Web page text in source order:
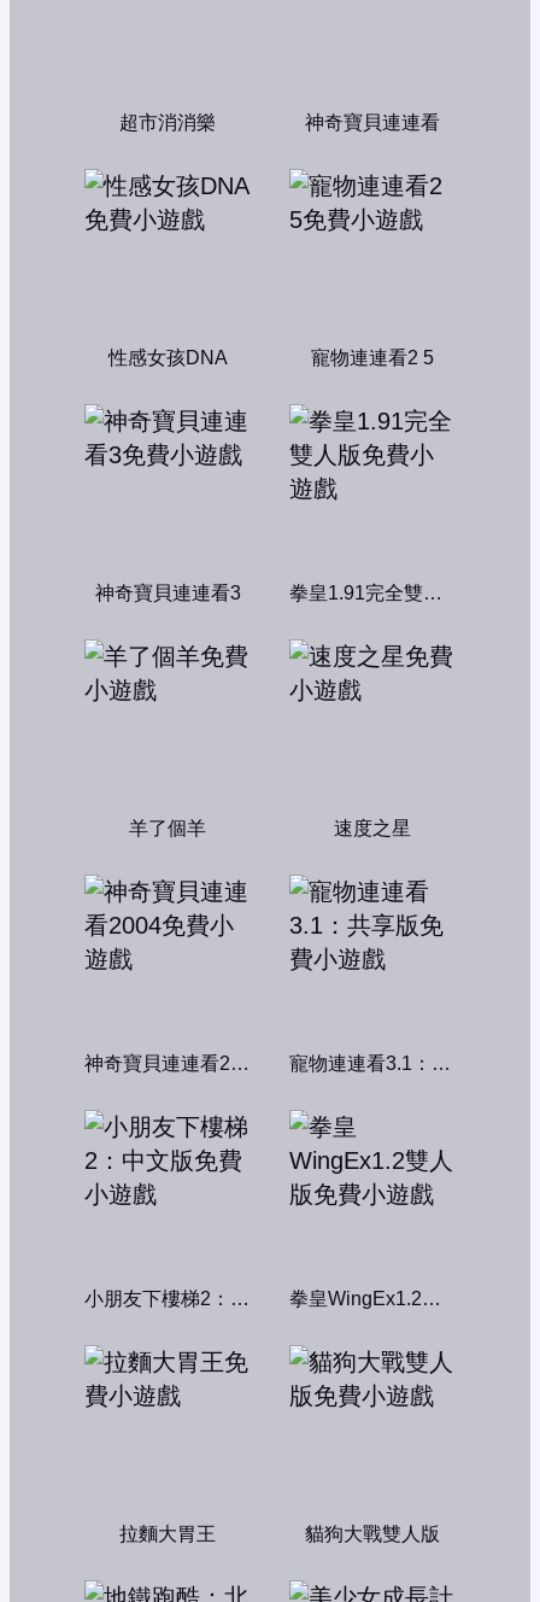
超市消消樂 神奇寶貝連連看
性感女孩DNA 寵物連連看2 5
神奇寶貝連連看3 拳皇1.91完全雙人版
羊了個羊 速度之星
神奇寶貝連連看2004 寵物連連看3.1：共享版
小朋友下樓梯2：中文版 拳皇WingEx1.2雙人版
拉麵大胃王 貓狗大戰雙人版